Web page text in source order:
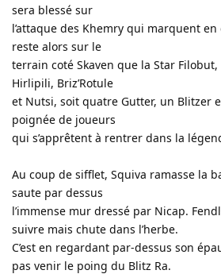
sera blessé sur
l’attaque des Khemry qui marquent
reste alors sur le
terrain coté Skaven que la Star
Hirlipili, Briz’Rotule
et Nutsi, soit quatre Gutter, un Blitzer
poignée de joueurs
qui s’apprêtent à rentrer dans la
Au coup de sifflet, Squiva ramasse la
saute par dessus
l’immense mur dressé par Nicap.
suivre mais chute dans l’herbe.
C’est en regardant par-dessus son
pas venir le poing du Blitz Ra.